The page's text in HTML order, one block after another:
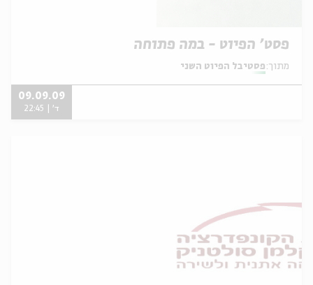
פסט' הפיוט - במה פתוחה
מתוך: פסטיבל הפיוט השני
09.09.09
ד' | 22:45